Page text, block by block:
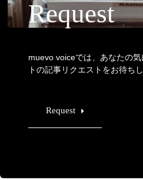
Request
muevo voiceでは、あなたの
トの記事リクエストをお待ち
Request